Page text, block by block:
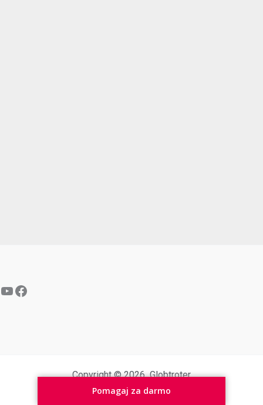
Copyright © 2026 Globtroter
Pomagaj za darmo